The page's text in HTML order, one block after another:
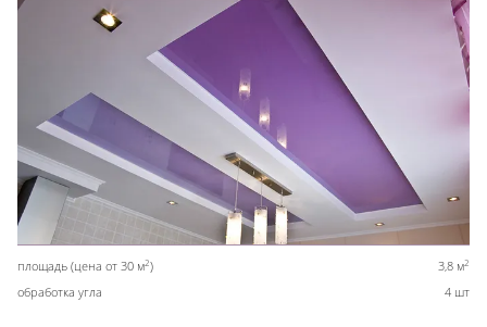
площадь (цена от 30 м2) 3,8 м2
обработка угла 4 шт